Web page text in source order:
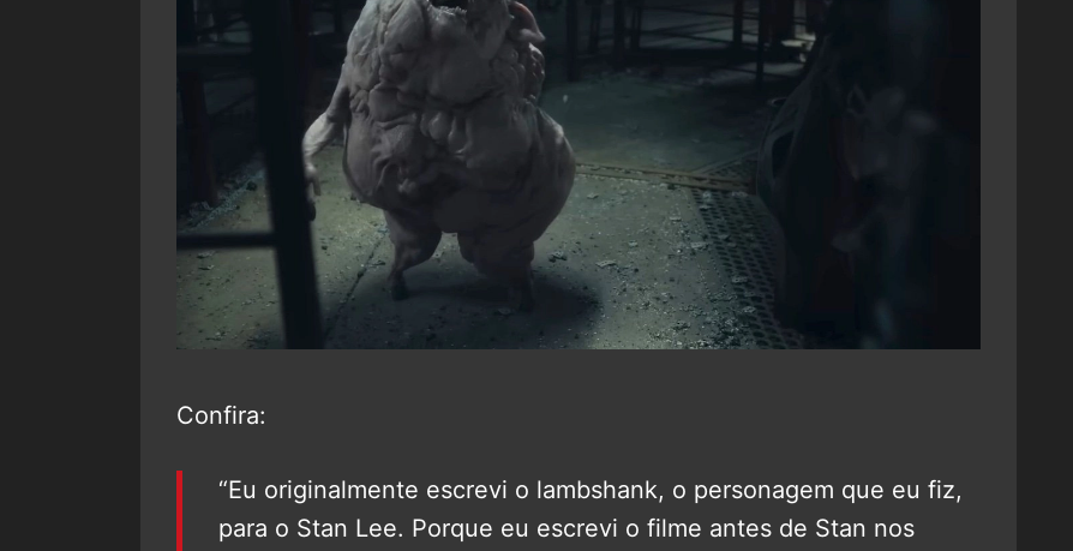
Confira:
“Eu originalmente escrevi o lambshank, o personagem que eu fiz,
para o Stan Lee. Porque eu escrevi o filme antes de Stan nos